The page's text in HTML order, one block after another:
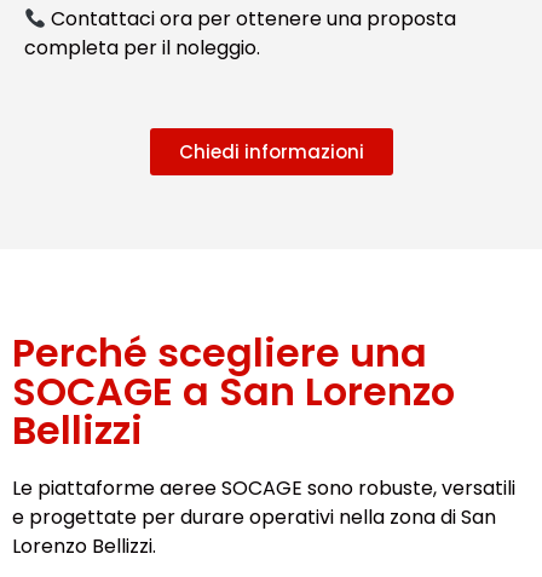
Contattaci ora per ottenere una proposta
completa per il noleggio.
Chiedi informazioni
Perché scegliere una
SOCAGE a San Lorenzo
Bellizzi
Le piattaforme aeree SOCAGE sono robuste, versatili
e progettate per durare operativi nella zona di San
Lorenzo Bellizzi.